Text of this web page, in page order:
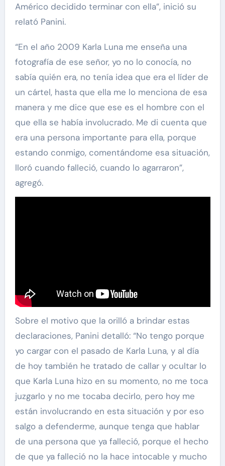
Américo decidido terminar con ella”, inició su
relató Panini.
“En el año 2009 Karla Luna me enseña una
fotografía de ese señor, yo no lo conocía, no
sabía quién era, no tenía idea que era el líder de
un cártel, hasta que ella me lo menciona de esa
manera y me dice que ese es el hombre con el
que ella se había involucrado. Me di cuenta que
era una persona importante para ella, porque
estando conmigo, comentándome esa situación,
lloró cuando falleció, cuando lo agarraron”,
agregó.
Sobre el motivo que la orilló a brindar estas
declaraciones, Panini detalló: “No tengo porque
yo cargar con el pasado de Karla Luna, y al día
de hoy también he tratado de callar y ocultar lo
que Karla Luna hizo en su momento, no me toca
juzgarlo y no me tocaba decirlo, pero hoy me
están involucrando en esta situación y por eso
salgo a defenderme, aunque tenga que hablar
de una persona que ya falleció, porque el hecho
de que ya falleció no la hace intocable y mucho